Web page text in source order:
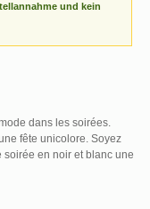
und kein
dans les soirées.
fête unicolore. Soyez
soirée en noir et blanc une